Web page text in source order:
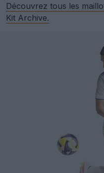
Découvrez tous les
Kit Archive.